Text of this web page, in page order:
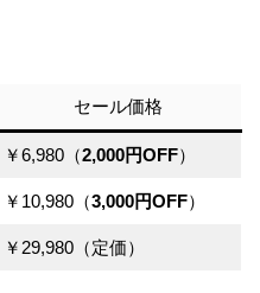
セール価格
￥6,980（2,000円OFF）
￥10,980（3,000円OFF）
￥29,980（定価）